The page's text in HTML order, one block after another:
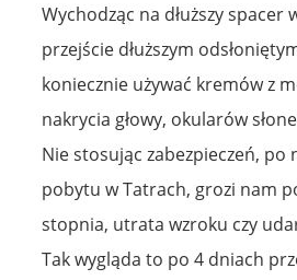
Wychodząc na dłuższy spacer
przejście dłuższym
koniecznie używać kremów z
nakrycia głowy, okularów
Nie stosując zabezpieczeń, po
pobytu w Tatrach, grozi nam
stopnia, utrata wzroku czy
Tak wygląda to po 4 dniach